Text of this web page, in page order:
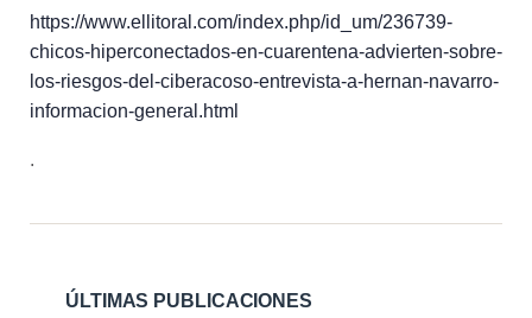
https://www.ellitoral.com/index.php/id_um/236739-
chicos-hiperconectados-en-cuarentena-advierten-sobre-
los-riesgos-del-ciberacoso-entrevista-a-hernan-navarro-
informacion-general.html
.
ÚLTIMAS PUBLICACIONES